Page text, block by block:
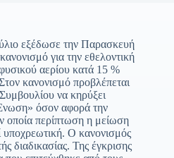
εξέδωσε την Παρασκευή
για την εθελοντική
αερίου κατά 15 %
κανονισμό προβλέπεται
να κηρύξει
όσον αφορά την
οποία περίπτωση η μείωση
υποχρεωτική. Ο κανονισμός
διαδικασίας. Της έγκρισης